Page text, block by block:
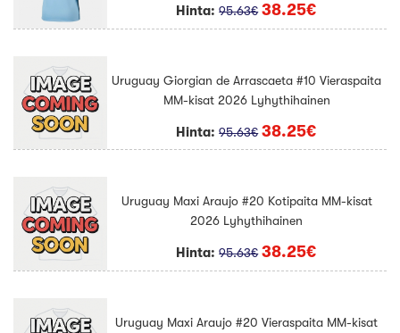
Hinta:95.63€ 38.25€
Uruguay Giorgian de Arrascaeta #10 Vieraspaita
MM-kisat 2026 Lyhythihainen
Hinta:95.63€ 38.25€
Uruguay Maxi Araujo #20 Kotipaita MM-kisat
2026 Lyhythihainen
Hinta:95.63€ 38.25€
Uruguay Maxi Araujo #20 Vieraspaita MM-kisat